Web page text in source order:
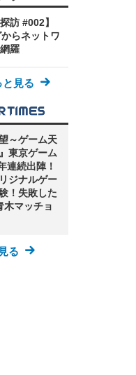
訪 #002】
らネットワ
羅
見る
～ゲーム天
東京ゲーム
連続出陣！
ジナルゲー
！失敗した
木マッチョ
る